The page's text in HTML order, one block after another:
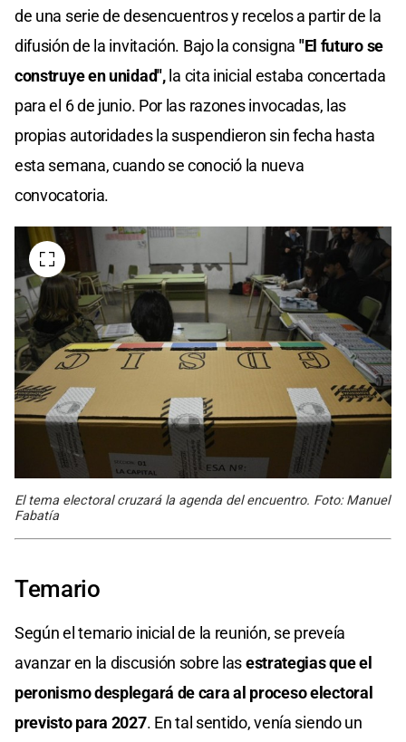
de una serie de desencuentros y recelos a partir de la
difusión de la invitación. Bajo la consigna "El futuro se
construye en unidad",la cita inicial estaba concertada
para el 6 de junio. Por las razones invocadas, las
propias autoridades la suspendieron sin fecha hasta
esta semana, cuando se conoció la nueva
convocatoria.
El tema electoral cruzará la agenda del encuentro. Foto: Manuel
Fabatía
Temario
Según el temario inicial de la reunión, se preveía
avanzar en la discusión sobre lasestrategias que el
peronismo desplegará de cara al proceso electoral
previsto para 2027. En tal sentido, venía siendo un